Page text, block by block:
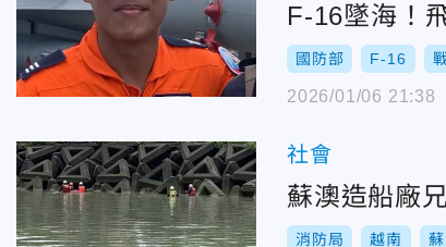
F-16墜海！
國防部 F-16
2026/01/06 21:38
社會
蘇澳造船廠
消防局 越南